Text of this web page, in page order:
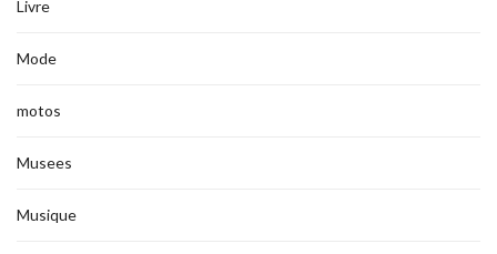
Livre
Mode
motos
Musees
Musique